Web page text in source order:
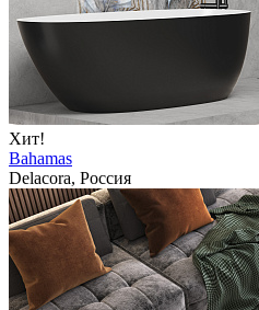
Хит!
Bahamas
Delacora, Россия